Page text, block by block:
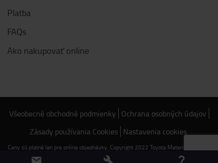
Platba
FAQs
Ako nakupovať online
Všeobecné obchodné podmienky Ochrana osobných údajov
Zásady používania Cookies Nastavenia cookies
Ceny sú platné len pre online objednávky. Copyright 2022 Toyota Material Handling
Slovensko s.r.o. - Vajnorská 134/B - 831 04 Bratislava